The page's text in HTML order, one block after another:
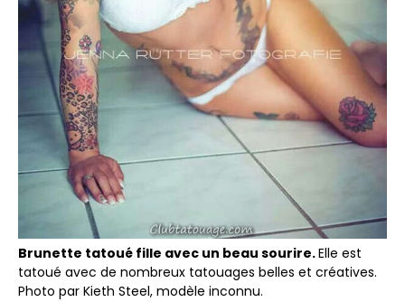
Brunette tatoué fille avec un beau sourire.Elle est
tatoué avec de nombreux tatouages belles et créatives.
Photo par Kieth Steel, modèle inconnu.